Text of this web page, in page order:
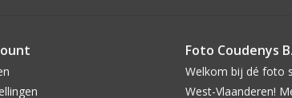
Foto Coudenys
Welkom bij dé foto
West-Vlaanderen!